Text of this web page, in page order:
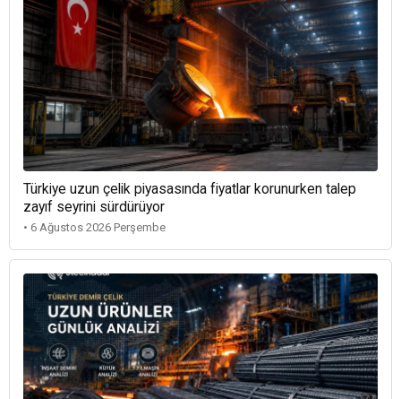
Türkiye uzun çelik piyasasında fiyatlar korunurken talep
zayıf seyrini sürdürüyor
• 6 Ağustos 2026 Perşembe